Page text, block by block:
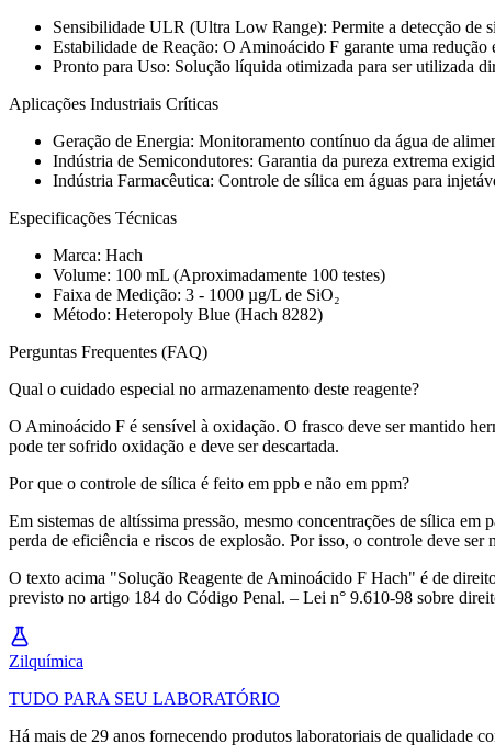
Sensibilidade ULR (Ultra Low Range): Permite a detecção de
Estabilidade de Reação: O Aminoácido F garante uma
Pronto para Uso: Solução líquida otimizada para ser utilizada
Aplicações Industriais Críticas
Geração de Energia: Monitoramento contínuo da água de
Indústria de Semicondutores: Garantia da pureza extrema
Indústria Farmacêutica: Controle de sílica em águas para
Especificações Técnicas
Marca: Hach
Volume: 100 mL (Aproximadamente 100 testes)
Faixa de Medição: 3 - 1000 µg/L de SiO₂
Método: Heteropoly Blue (Hach 8282)
Perguntas Frequentes (FAQ)
Qual o cuidado especial no armazenamento deste reagente?
O Aminoácido F é sensível à oxidação. O frasco deve ser mantido
pode ter sofrido oxidação e deve ser descartada.
Por que o controle de sílica é feito em ppb e não em ppm?
Em sistemas de altíssima pressão, mesmo concentrações de sílica
perda de eficiência e riscos de explosão. Por isso, o controle deve
O texto acima "Solução Reagente de Aminoácido F Hach" é de
previsto no artigo 184 do Código Penal. – Lei n° 9.610-98 sobre
Zilquímica
TUDO PARA SEU LABORATÓRIO
Há mais de 29 anos fornecendo produtos laboratoriais de qualidade